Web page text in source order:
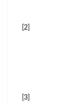
[2]
[3]